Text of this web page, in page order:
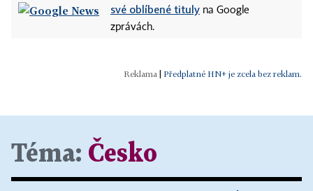
své oblíbené tituly na Google
zprávách.
Předplatné HN+ je zcela bez reklam.
Téma: Česko